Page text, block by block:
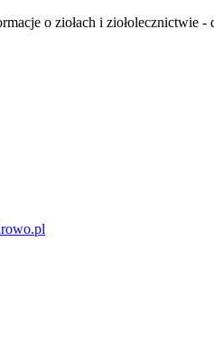
o ziołach i ziołolecznictwie